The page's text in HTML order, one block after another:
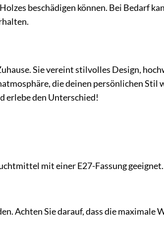
beschädigen können. Bei Bedarf
Sie vereint stilvolles Design,
die deinen persönlichen Stil
erlebe den Unterschied!
mit einer E27-Fassung geeignet.
Achten Sie darauf, dass die maximale